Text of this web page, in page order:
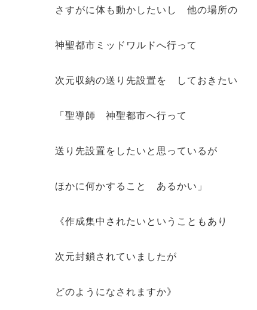
さすがに体も動かしたいし 他の場所の
神聖都市ミッドワルドへ行って
次元収納の送り先設置を しておきたい
「聖導師 神聖都市へ行って
送り先設置をしたいと思っているが
ほかに何かすること あるかい」
《作成集中されたいということもあり
次元封鎖されていましたが
どのようになされますか》